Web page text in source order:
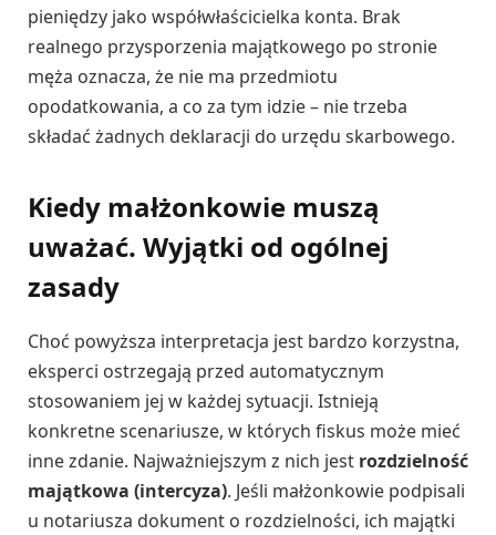
pieniędzy jako współwłaścicielka konta. Brak
realnego przysporzenia majątkowego po stronie
męża oznacza, że nie ma przedmiotu
opodatkowania, a co za tym idzie – nie trzeba
składać żadnych deklaracji do urzędu skarbowego.
Kiedy małżonkowie muszą
uważać. Wyjątki od ogólnej
zasady
Choć powyższa interpretacja jest bardzo korzystna,
eksperci ostrzegają przed automatycznym
stosowaniem jej w każdej sytuacji. Istnieją
konkretne scenariusze, w których fiskus może mieć
inne zdanie. Najważniejszym z nich jest rozdzielność
majątkowa (intercyza). Jeśli małżonkowie podpisali
u notariusza dokument o rozdzielności, ich majątki